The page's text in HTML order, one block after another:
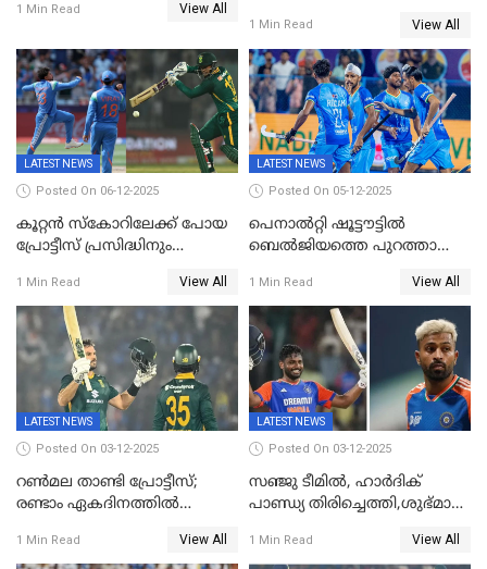
1 Min Read View All
പ്രോട്ടീസിനെതിരെ ജയം,
പരമ്പര
1 Min Read View All
LATEST NEWS
Posted On 06-12-2025
കൂറ്റൻ സ്കോറിലേക്ക് പോയ
പ്രോട്ടീസ് പ്രസിദ്ധിനും
അടിതെറ്റി, ഇന്ത്യക്ക് 271
റണ്‍സ് വിജയലക്ഷ്യം
1 Min Read View All
LATEST NEWS
Posted On 05-12-2025
പെനാൽറ്റി ഷൂട്ടൗട്ടിൽ
ബെൽജിയത്തെ പുറത്താക്കി;
ലോകകപ്പിൽ ഇന്ത്യ
സെമിയിൽ
1 Min Read View All
LATEST NEWS
Posted On 03-12-2025
റണ്‍മല താണ്ടി പ്രോട്ടീസ്;
രണ്ടാം ഏകദിനത്തില്‍
ഒപ്പത്തിനൊപ്പം
1 Min Read View All
LATEST NEWS
Posted On 03-12-2025
സഞ്ജു ടീമില്‍, ഹാര്‍ദിക്
പാണ്ഡ്യ തിരിച്ചെത്തി,​ശുഭ്മാൻ
ഇല്ല;
1 Min Read View All